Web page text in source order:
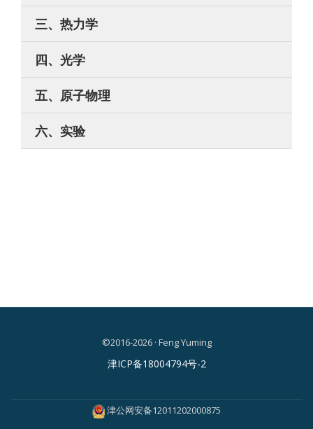
三、热力学
四、光学
五、原子物理
六、实验
©2016-2026 · Feng Yuming
级
津ICP备18004794号-2
津公网安备12011202000875